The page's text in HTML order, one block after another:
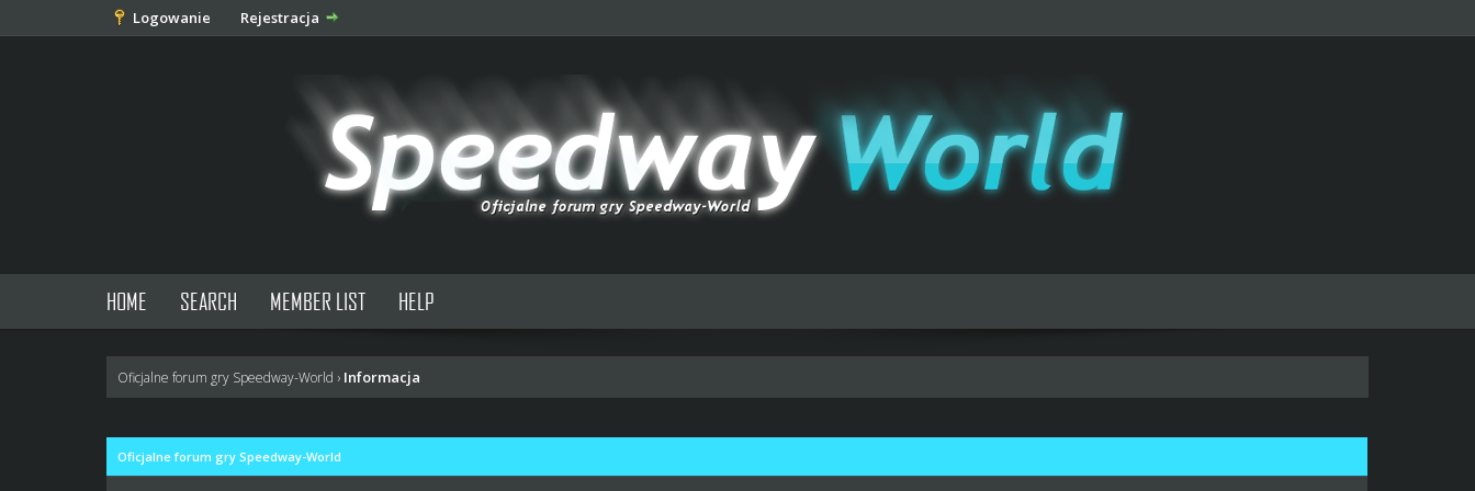
Logowanie Rejestracja
HOME SEARCH MEMBER LIST HELP
Oficjalne forum gry Speedway-World › Informacja
Oficjalne forum gry Speedway-World